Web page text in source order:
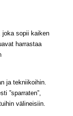
joka sopii kaiken
harrastaa
ja tekniikoihin.
”sparraten”,
välineisiin.